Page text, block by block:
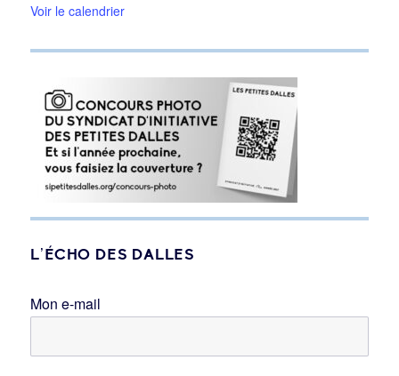
Voir le calendrier
L’ÉCHO DES DALLES
Mon e-mail